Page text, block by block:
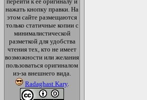
нажать кнопку правки. На
этом сайте размещаются
только статичные копии с
минималистической
разметкой для удобства
чтения тех, кто не имеет
возможности или желания
пользоваться оригиналом
из-за внешнего вида.
Radaghast Kary.